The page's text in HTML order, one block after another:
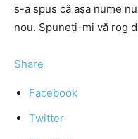
s-a spus că așa nume
nou. Spuneți-mi vă rog
Share
Facebook
Twitter